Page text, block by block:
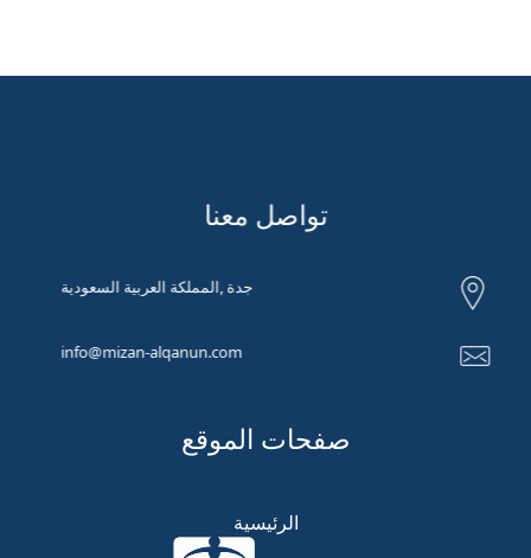
تواصل معنا
جدة ,المملكة العربية السعودية
info@mizan-alqanun.com
صفحات الموقع
الرئيسية